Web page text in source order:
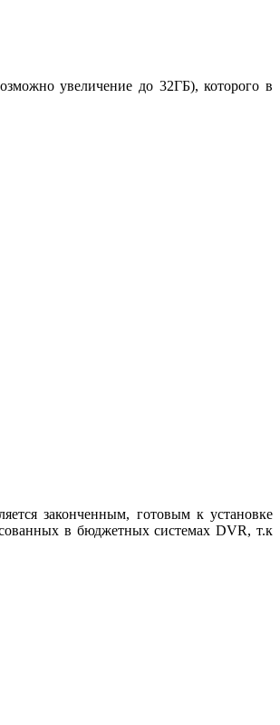
увеличение до 32ГБ), которого в
законченным, готовым к установке
в бюджетных системах DVR, т.к